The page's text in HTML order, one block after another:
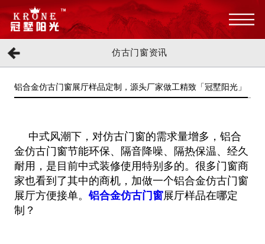
仿古门窗资讯
铝合金仿古门窗展厅样品定制，源头厂家做工精致「冠墅阳光」
中式风潮下，对仿古门窗的需求量增多，铝合
金仿古门窗节能环保、隔音降噪、隔热保温、经久
耐用，是目前中式装修使用特别多的。很多门窗商
家也看到了其中的商机，加做一个铝合金仿古门窗
展厅方便接单。铝合金仿古门窗展厅样品在哪定
制？